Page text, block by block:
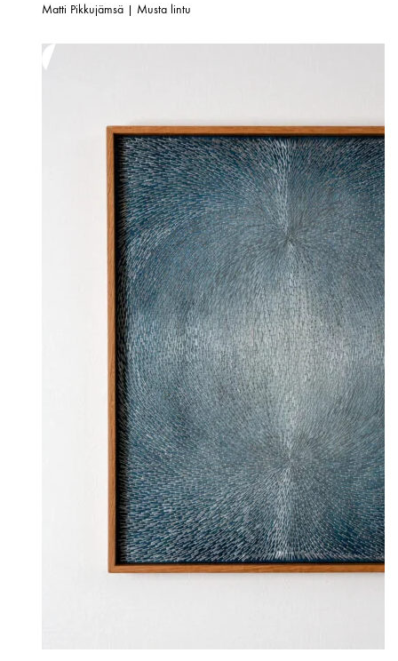
Matti Pikkujämsä | Musta lintu